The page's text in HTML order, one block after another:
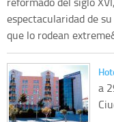
espectacularidad de
que lo rodean
a